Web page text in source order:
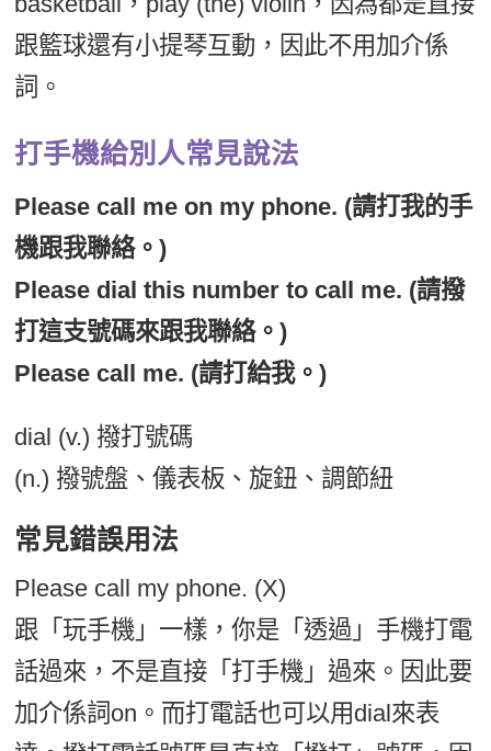
跟籃球還有小提琴互動，因此不用加介係
詞。
打手機給別人常見說法
Please call me on my phone. (請打我的手
機跟我聯絡。)
Please dial this number to call me. (請撥
打這支號碼來跟我聯絡。)
Please call me. (請打給我。)
dial (v.) 撥打號碼
(n.) 撥號盤、儀表板、旋鈕、調節紐
常見錯誤用法
Please call my phone. (X)
跟「玩手機」一樣，你是「透過」手機打電
話過來，不是直接「打手機」過來。因此要
加介係詞on。而打電話也可以用dial來表